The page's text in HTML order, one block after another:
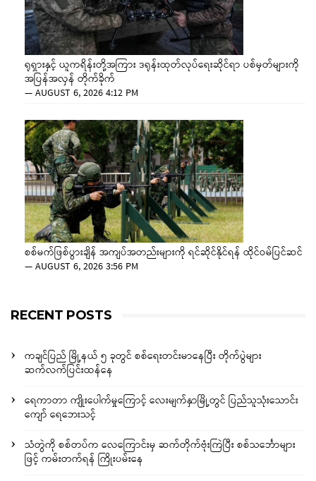
ရုရှားနှင့် ယူကရိန်းတို့အကြား ဒရုန်းထုတ်လုပ်ရေးဆိုင်ရာ ပစ်မှတ်များကို
အပြန်အလှန် တိုက်ခိုက်
—AUGUST 6, 2026 4:12 PM
စစ်မက်ဖြစ်ပွားချိန် အကျပ်အတည်းများကို ရင်ဆိုင်နိုင်ရန် ထိုင်ဝမ်ပြင်ဆင်
—AUGUST 6, 2026 3:56 PM
RECENT POSTS
ကချင်ပြည် မြို့နယ် ၅ ခုတွင် စစ်ရေးတင်းမာနေပြီး တိုက်ပွဲများ
ဆက်လက်ပြင်းထန်နေ
ရေကာတာ ကျိုးပေါက်မှုကြောင့် လေးမျက်နှာမြို့တွင် ပြည်သူသုံးသောင်း
ကျော် ရေဘေးသင့်
သံတွဲကို စစ်တပ်က လေကြောင်းမှ ဆက်တိုက်ဗုံးကြဲပြီး စစ်သင်္ဘောများ
ဖြင့် ကမ်းတက်ရန် ကြိုးပမ်းနေ